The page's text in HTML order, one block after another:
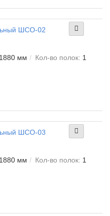
мм Кол-во полок: 1
мм Кол-во полок: 1